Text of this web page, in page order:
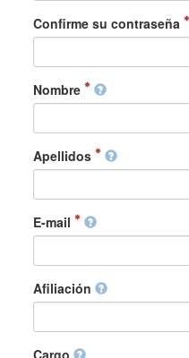
Confirme su contraseña
Nombre
Apellidos
E-mail
Afiliación
Cargo